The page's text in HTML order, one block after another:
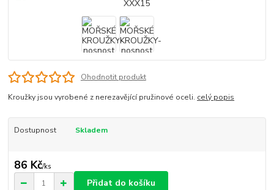
Ohodnotit produkt
Kroužky jsou vyrobené z nerezavějící pružinové oceli. celý popis
Dostupnost Skladem
86 Kč/ks
Přidat do košíku